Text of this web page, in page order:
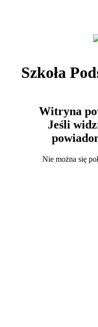
Szkoła
Witryna
Jeśli
Nie można się